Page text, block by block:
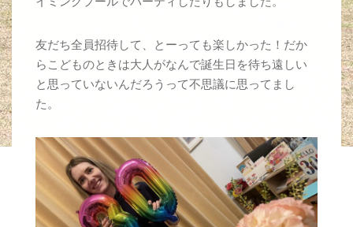
友だち全員招待して、とーっても楽しかった！だか
らこどものときは大人がなんで誕生日を待ち遠しい
と思っていないんだろうって不思議に思ってまし
た。